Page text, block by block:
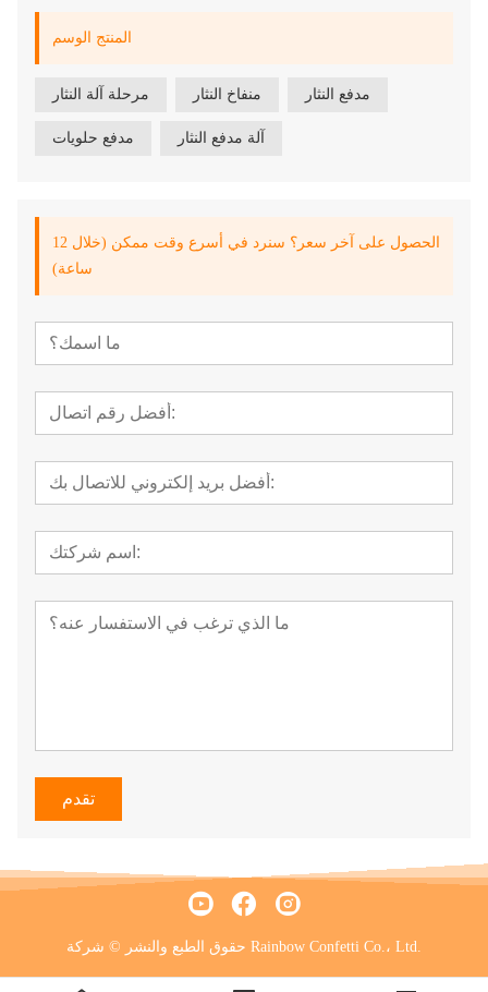
المنتج الوسم
مرحلة آلة النثار منفاخ النثار مدفع النثار
مدفع حلويات آلة مدفع النثار
الحصول على آخر سعر؟ سنرد في أسرع وقت ممكن (خلال 12
ساعة)
تقدم
حقوق الطبع والنشر © شركة Rainbow Confetti Co.، Ltd.